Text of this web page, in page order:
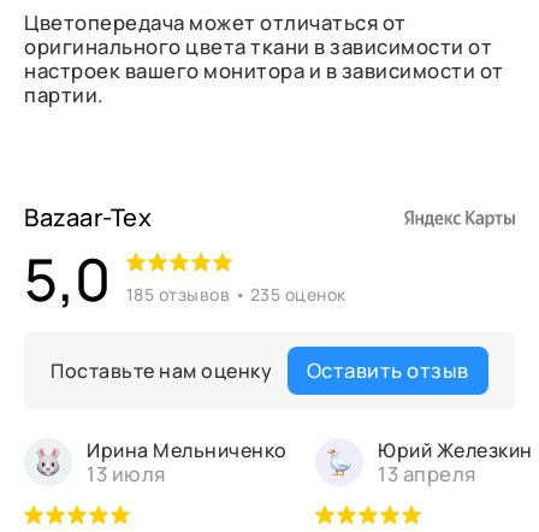
Цветопередача может отличаться от
оригинального цвета ткани в зависимости от
настроек вашего монитора и в зависимости от
партии.
Bazaar-Tex
5,0 185 отзывов • 235 оценок
Поставьте нам оценку Оставить отзыв
Ирина Мельниченко
13 июля
Юрий Железкин
13 апреля